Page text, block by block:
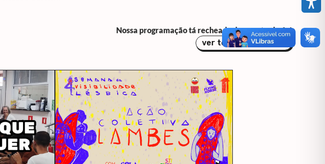
Nossa programação tá recheada de eventos bafo!
ver todos os eventos